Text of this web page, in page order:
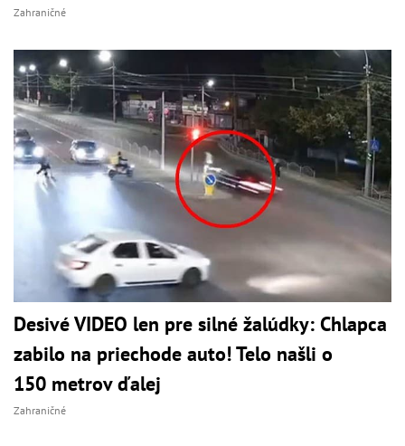
Zahraničné
Desivé VIDEO len pre silné žalúdky: Chlapca
zabilo na priechode auto! Telo našli o
150 metrov ďalej
Zahraničné